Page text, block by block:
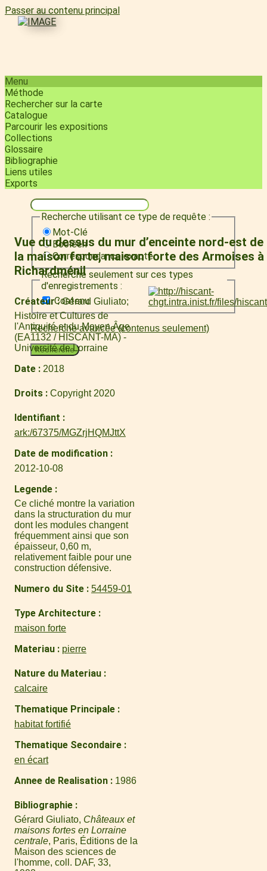
Passer au contenu principal
Menu
Méthode
Rechercher sur la carte
Catalogue
Parcourir les expositions
Collections
Glossaire
Bibliographie
Liens utiles
Exports
Recherche utilisant ce type de requête :
Mot-Clé
Booléen
Correspondance exacte
Recherche seulement sur ces types
d'enregistrements :
Contenu
Recherche avancée (contenus seulement)
Recherche
Vue du dessus du mur d’enceinte nord-est de
la maison forte, maison forte des Armoises à
Richardménil
Créateur
Gérard Giuliato
Histoire et Cultures de
l'Antiquité et du Moyen Âge
(EA1132 / HISCANT-MA) -
Université de Lorraine
Date 2018
Droits Copyright 2020
Identifiant
ark:/67375/MGZrjHQMJttX
Date de modification
2012-10-08
Legende
Ce cliché montre la variation
dans la structuration du mur
dont les modules changent
fréquemment ainsi que son
épaisseur, 0,60 m,
relativement faible pour une
construction défensive.
Numero du Site 54459-01
Type Architecture
maison forte
Materiau pierre
Nature du Materiau
calcaire
Thematique Principale
habitat fortifié
Thematique Secondaire
en écart
Annee de Realisation 1986
Bibliographie
Gérard Giuliato, Châteaux et
maisons fortes en Lorraine
centrale, Paris, Éditions de la
Maison des sciences de
l'homme, coll. DAF, 33,